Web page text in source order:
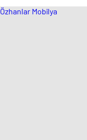
Özhanlar Mobilya